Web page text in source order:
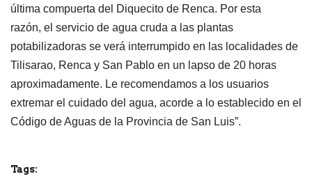
última compuerta del Diquecito de Renca. Por esta
razón, el servicio de agua cruda a las plantas
potabilizadoras se verá interrumpido en las localidades de
Tilisarao, Renca y San Pablo en un lapso de 20 horas
aproximadamente. Le recomendamos a los usuarios
extremar el cuidado del agua, acorde a lo establecido en el
Código de Aguas de la Provincia de San Luis”.
Tags: